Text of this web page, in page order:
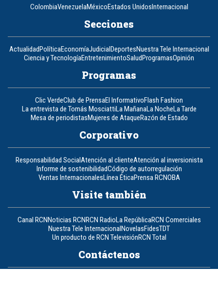
ColombiaVenezuelaMéxicoEstados UnidosInternacional
Secciones
ActualidadPolíticaEconomíaJudicialDeportesNuestra Tele Internacional
Ciencia y TecnologíaEntretenimientoSaludProgramasOpinión
Programas
Clic VerdeClub de PrensaEl InformativoFlash Fashion
La entrevista de Tomás MosciattiLa MañanaLa NocheLa Tarde
Mesa de periodistasMujeres de AtaqueRazón de Estado
Corporativo
Responsabilidad SocialAtención al clienteAtención al inversionista
Informe de sostenibilidadCódigo de autorregulación
Ventas InternacionalesLínea ÉticaPrensa RCNOBA
Visite también
Canal RCNNoticias RCNRCN RadioLa RepúblicaRCN Comerciales
Nuestra Tele InternacionalNovelasFidesTDT
Un producto de RCN TelevisiónRCN Total
Contáctenos